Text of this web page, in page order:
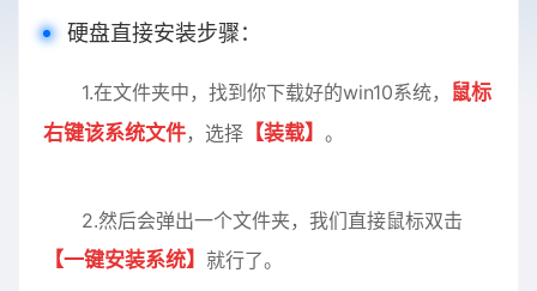
硬盘直接安装步骤：
1.在文件夹中，找到你下载好的win10系统， 鼠标
右键该系统文件，选择 【装载】 。
2.然后会弹出一个文件夹，我们直接鼠标双击
【一键安装系统】 就行了。